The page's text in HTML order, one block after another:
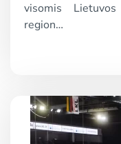
visomis
region…